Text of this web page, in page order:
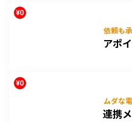
依頼も
アポ
ムダな
連携